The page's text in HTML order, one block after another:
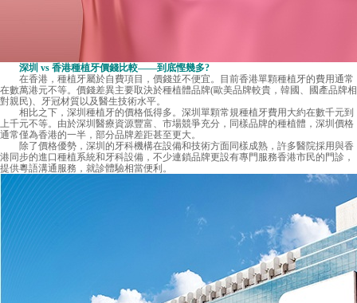
深圳 vs 香港種植牙價錢比較——到底慳幾多?
在香港，種植牙屬於自費項目，價錢並不便宜。目前香港單顆種植牙的費用通常
在數萬港元不等。價錢差異主要取決於種植體品牌(歐美品牌較貴，韓國、國產品牌相
對親民)、牙冠材質以及醫生技術水平。
相比之下，深圳種植牙的價格低得多。深圳單顆常規種植牙費用大約在數千元到
上千元不等。由於深圳醫療資源豐富、市場競爭充分，同樣品牌的種植體，深圳價格
通常僅為香港的一半，部分品牌差距甚至更大。
除了價格優勢，深圳的牙科機構在設備和技術方面同樣成熟，許多醫院採用與香
港同步的進口種植系統和牙科設備，不少連鎖品牌更設有專門服務香港市民的門診，
提供粵語溝通服務，就診體驗相當便利。